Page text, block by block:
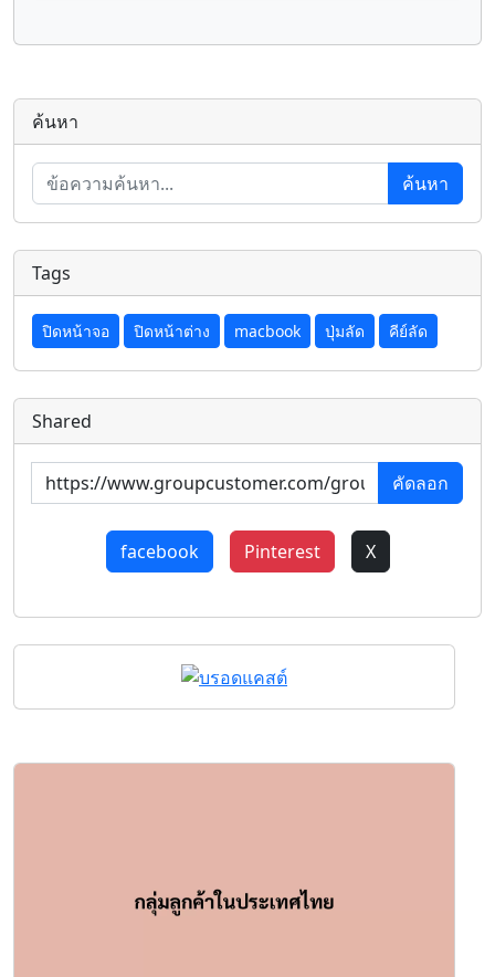
ค้นหา
ค้นหา
Tags
ปิดหน้าจอ ปิดหน้าต่าง macbook ปุ่มลัด คีย์ลัด
Shared
คัดลอก
facebook Pinterest X